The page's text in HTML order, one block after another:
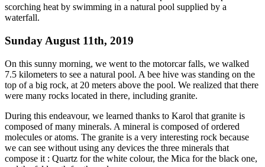
scorching heat by swimming in a natural pool supplied by a
waterfall.
Sunday August 11th, 2019
On this sunny morning, we went to the motorcar falls, we walked
7.5 kilometers to see a natural pool. A bee hive was standing on the
top of a big rock, at 20 meters above the pool. We realized that there
were many rocks located in there, including granite.
During this endeavour, we learned thanks to Karol that granite is
composed of many minerals. A mineral is composed of ordered
molecules or atoms. The granite is a very interesting rock because
we can see without using any devices the three minerals that
compose it : Quartz for the white colour, the Mica for the black one,